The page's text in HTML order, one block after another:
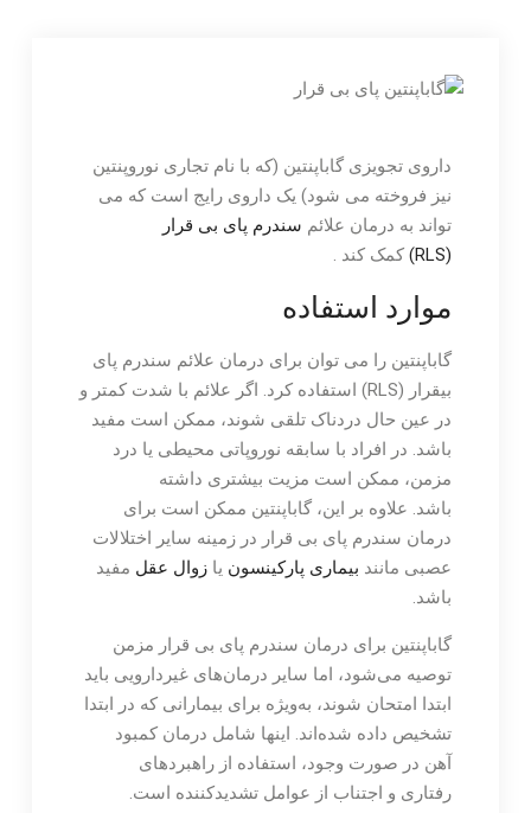
داروی تجویزی گاباپنتین (که با نام تجاری نوروپنتین
نیز فروخته می شود) یک داروی رایج است که می
تواند به درمان علائم سندرم پای بی قرار
(RLS)
کمک کند .
موارد استفاده
گاباپنتین را می توان برای درمان علائم سندرم پای
بیقرار (RLS) استفاده کرد. اگر علائم با شدت کمتر و
در عین حال دردناک تلقی شوند، ممکن است مفید
باشد. در افراد با سابقه نوروپاتی محیطی یا درد
مزمن، ممکن است مزیت بیشتری داشته
باشد. علاوه بر این، گاباپنتین ممکن است برای
درمان سندرم پای بی قرار در زمینه سایر اختلالات
عصبی مانند بیماری پارکینسون یا زوال عقل مفید
باشد.
گاباپنتین برای درمان سندرم پای بی قرار مزمن
توصیه می‌شود، اما سایر درمان‌های غیردارویی باید
ابتدا امتحان شوند، به‌ویژه برای بیمارانی که در ابتدا
تشخیص داده شده‌اند. اینها شامل درمان کمبود
آهن در صورت وجود، استفاده از راهبردهای
رفتاری و اجتناب از عوامل تشدیدکننده است.